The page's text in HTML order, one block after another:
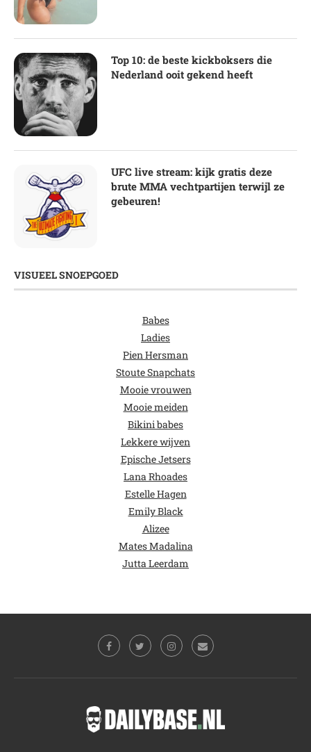
Top 10: de beste kickboksers die
Nederland ooit gekend heeft
UFC live stream: kijk gratis deze
brute MMA vechtpartijen terwijl ze
gebeuren!
VISUEEL SNOEPGOED
Babes
Ladies
Pien Hersman
Stoute Snapchats
Mooie vrouwen
Mooie meiden
Bikini babes
Lekkere wijven
Epische Jetsers
Lana Rhoades
Estelle Hagen
Emily Black
Alizee
Mates Madalina
Jutta Leerdam